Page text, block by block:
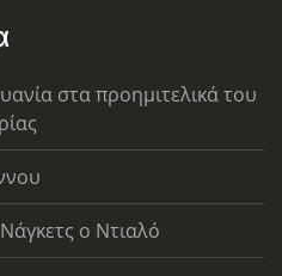
στα προημιτελικά του
ο Ντιαλό